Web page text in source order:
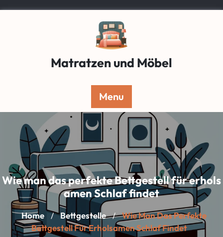
Matratzen und Möbel
Menu
Wie man das perfekte Bettgestell für erhols
amen Schlaf findet
Home / Bettgestelle / Wie Man Das Perfekte
Bettgestell Für Erholsamen Schlaf Findet